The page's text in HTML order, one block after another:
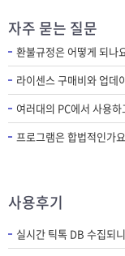
자주 묻는 질문
환불규정은 어떻게 되나
라이센스 구매비와 업데
여러대의 PC에서 사용
프로그램은 합법적인가
사용후기
실시간 틱톡 DB 수집되